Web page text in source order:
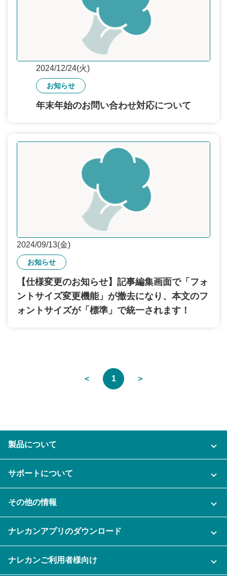
2024/12/24(火)
お知らせ
年末年始のお問い合わせ対応について
2024/09/13(金)
お知らせ
【仕様変更のお知らせ】記事編集画面で「フォ
ントサイズ変更機能」が撤去になり、本文のフ
ォントサイズが「標準」で統一されます！
＜ 1 ＞
製品について
ご利用企業様の声
セキュリティ
資料をダウンロードする
サポートについて
充実サポート
その他の情報
セミナー一覧
ナレカンアプリのダウンロード
ナレカンご利用者様向け